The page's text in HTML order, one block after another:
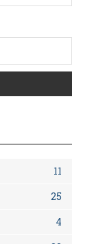
11
25
4